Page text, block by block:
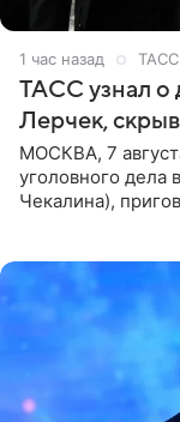
1 час назад ТАСС
ТАСС узнал о
Лерчек,
МОСКВА, 7
уголовного дела
Чекалина),